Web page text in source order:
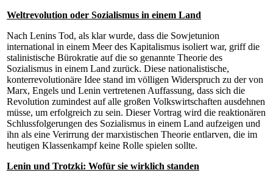
Weltrevolution oder Sozialismus in einem Land
Nach Lenins Tod, als klar wurde, dass die Sowjetunion
international in einem Meer des Kapitalismus isoliert war, griff die
stalinistische Bürokratie auf die so genannte Theorie des
Sozialismus in einem Land zurück. Diese nationalistische,
konterrevolutionäre Idee stand im völligen Widerspruch zu der von
Marx, Engels und Lenin vertretenen Auffassung, dass sich die
Revolution zumindest auf alle großen Volkswirtschaften ausdehnen
müsse, um erfolgreich zu sein. Dieser Vortrag wird die reaktionären
Schlussfolgerungen des Sozialismus in einem Land aufzeigen und
ihn als eine Verirrung der marxistischen Theorie entlarven, die im
heutigen Klassenkampf keine Rolle spielen sollte.
Lenin und Trotzki: Wofür sie wirklich standen